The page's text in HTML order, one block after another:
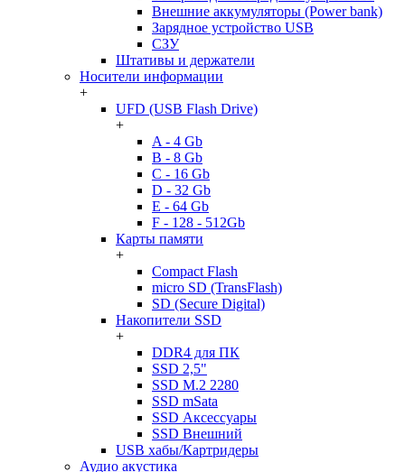
Внешние аккумуляторы (Power bank)
Зарядное устройство USB
СЗУ
Штативы и держатели
Носители информации
+
UFD (USB Flash Drive)
+
A - 4 Gb
B - 8 Gb
C - 16 Gb
D - 32 Gb
E - 64 Gb
F - 128 - 512Gb
Карты памяти
+
Compact Flash
micro SD (TransFlash)
SD (Secure Digital)
Накопители SSD
+
DDR4 для ПК
SSD 2,5"
SSD M.2 2280
SSD mSata
SSD Аксессуары
SSD Внешний
USB хабы/Картридеры
Аудио акустика